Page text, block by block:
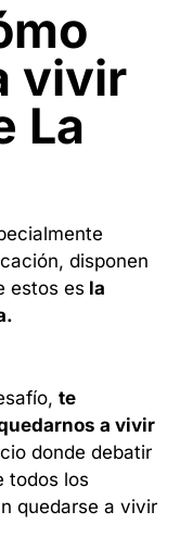
vivir
La
disponen
estos es la
te
a vivir
donde debatir
todos los
quedarse a vivir